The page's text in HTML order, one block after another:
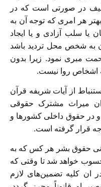
در صورتی است که در
هر امری که توجه آن به
سلب آزادی و یا ایجاد
به شخص محل تردید باشد
مبری نمود. زیرا بدون
اشخاص روا نیست.
از آیات شریفه قرآن
میراث مشترک حقوقی
در حقوق داخلی کشورها و
قرار گرفته است.
۱۱ اعلامیه جهانی حقوق بشر هر کس که به
خواهد شد تا وقتی که
ان کلیه تضمین‌های لازم